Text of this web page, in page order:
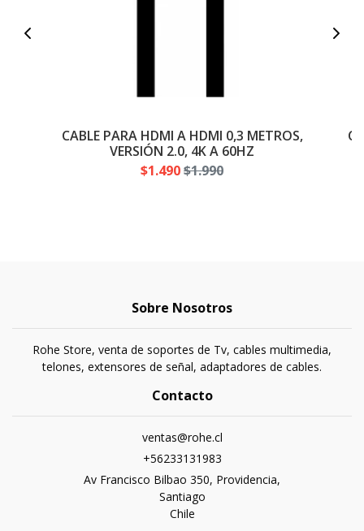
CABLE PARA HDMI A HDMI 0,3 METROS,
VERSIÓN 2.0, 4K A 60HZ
$1.490$1.990
Sobre Nosotros
Rohe Store, venta de soportes de Tv, cables multimedia,
telones, extensores de señal, adaptadores de cables.
Contacto
ventas@rohe.cl
+56233131983
Av Francisco Bilbao 350, Providencia,
Santiago
Chile